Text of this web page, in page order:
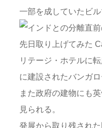
一部を成していたビル
先日取り上げてみた
リテージ・ホテルに
に建設されたバンガ
また政府の建物にも
見られる。
発展から取り残され